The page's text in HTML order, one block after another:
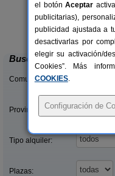
Casa
Buscar
Comunidades:
Provincias/Islas:
Tipo alquiler:
Plazas:
el botónAceptar
publicitarias),
publicidad ajustada a
desactivarlas por
elegir su activación/
Cookies”. Más
COOKIES.